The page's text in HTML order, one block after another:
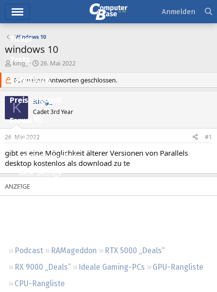
Ticker
Tests
Downloads
Preisvergleich
Forum
Aktuelles
Empfohlene Inhalte
Neue Beiträge
Neueste Aktivitäten
Podcast RAMageddon
RTX 5000 „Deals“
RX 9000 „Deals“
Ideale Gaming-PCs
GPU-Rangliste
CPU-Rangliste
Anmelden
Windows 10
windows 10
E
s
t
e
l
e
king_
E
s
t
l
l
m
26. Mai 2022
Für weitere Antworten geschlossen.
K king_
Cadet 3rd Year
26. Mai 2022 #1
gibt es eine Möglichkeit älterer Versionen von Parallels
desktop kostenlos als download zu te